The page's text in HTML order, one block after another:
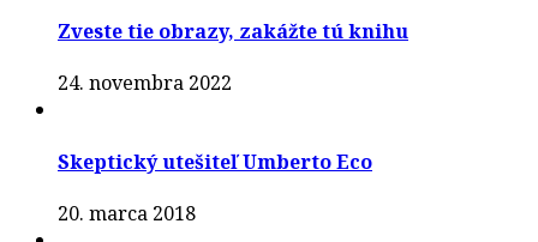
Zveste tie obrazy, zakážte tú knihu
24. novembra 2022
Skeptický utešiteľ Umberto Eco
20. marca 2018